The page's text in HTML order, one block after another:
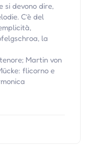
si devono dire,
C’è del
la
Martin von
flicorno e